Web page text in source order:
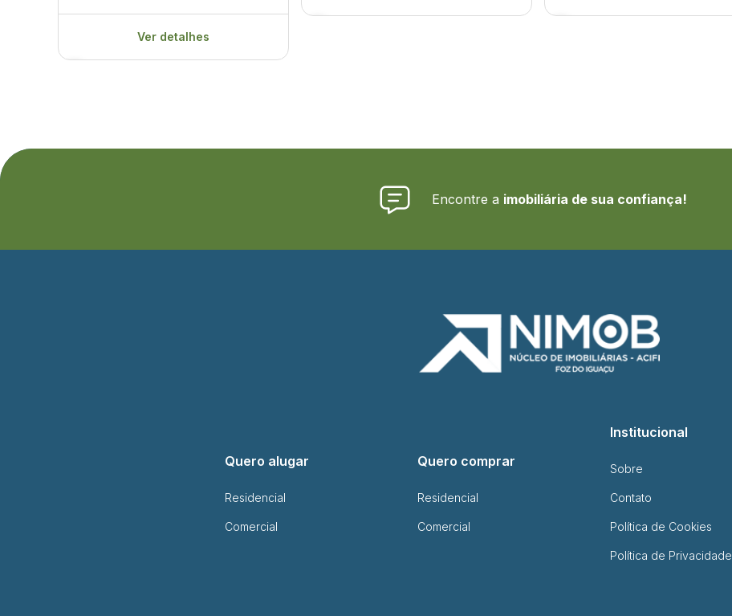
Ver detalhes
Encontre a imobiliária de sua confiança!
Quero alugar
Residencial
Comercial
Quero comprar
Residencial
Comercial
Institucional
Sobre
Contato
Política de Cookies
Política de Privacidade